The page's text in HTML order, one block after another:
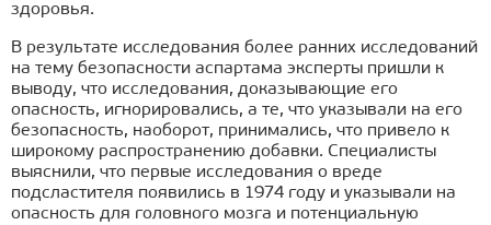
здоровья.
В результате исследования более ранних исследований
на тему безопасности аспартама эксперты пришли к
выводу, что исследования, доказывающие его
опасность, игнорировались, а те, что указывали на его
безопасность, наоборот, принимались, что привело к
широкому распространению добавки. Специалисты
выяснили, что первые исследования о вреде
подсластителя появились в 1974 году и указывали на
опасность для головного мозга и потенциальную